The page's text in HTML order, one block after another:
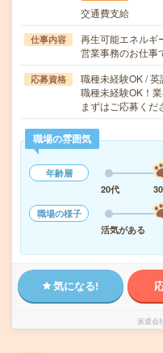
交通費支給
仕事内容
再生可能エネルギ
営業事務のお仕
応募資格
職種未経験OK /
職種未経験OK！
まずはご応募く
職場の雰囲気
年齢層
20代
職場の様子
活気がある
気になる!
派遣会